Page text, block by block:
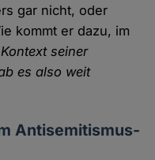
gar nicht, oder
kommt er dazu, im
seiner
es also weit
Antisemitismus-